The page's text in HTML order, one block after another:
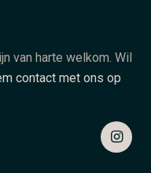
van harte welkom. Wil
contact met ons op